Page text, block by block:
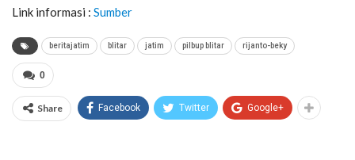
Link informasi : Sumber
beritajatim blitar jatim pilbup blitar rijanto-beky
0
Share Facebook Twitter Google+